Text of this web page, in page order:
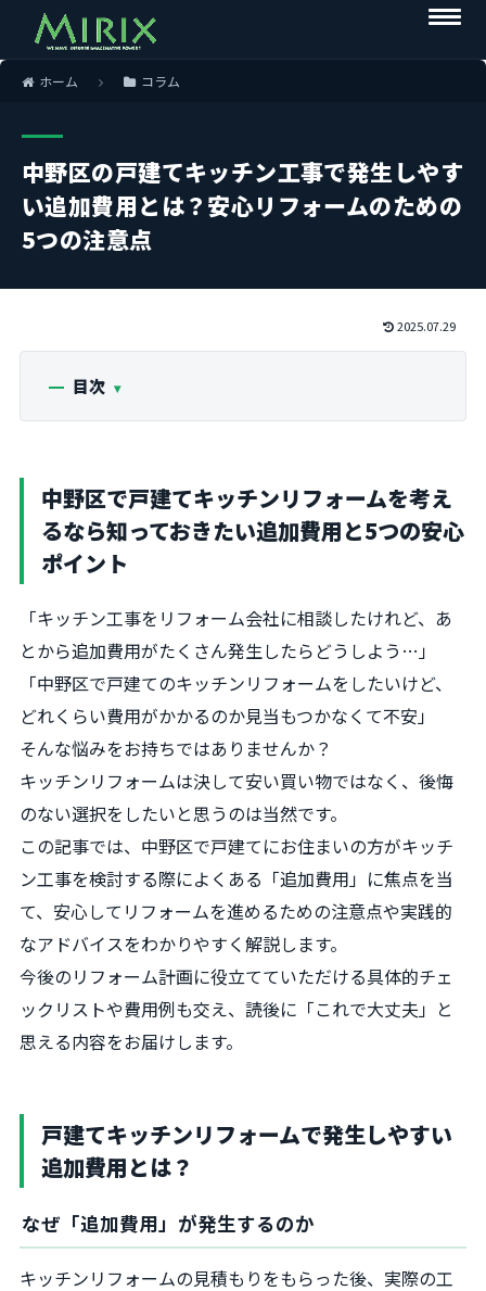
ホーム コラム
中野区の戸建てキッチン工事で発生しやす
い追加費用とは？安心リフォームのための
5つの注意点
2025.07.29
目次
中野区で戸建てキッチンリフォームを考え
るなら知っておきたい追加費用と5つの安心
ポイント
「キッチン工事をリフォーム会社に相談したけれど、あ
とから追加費用がたくさん発生したらどうしよう…」
「中野区で戸建てのキッチンリフォームをしたいけど、
どれくらい費用がかかるのか見当もつかなくて不安」
そんな悩みをお持ちではありませんか？
キッチンリフォームは決して安い買い物ではなく、後悔
のない選択をしたいと思うのは当然です。
この記事では、中野区で戸建てにお住まいの方がキッチ
ン工事を検討する際によくある「追加費用」に焦点を当
て、安心してリフォームを進めるための注意点や実践的
なアドバイスをわかりやすく解説します。
今後のリフォーム計画に役立てていただける具体的チェ
ックリストや費用例も交え、読後に「これで大丈夫」と
思える内容をお届けします。
戸建てキッチンリフォームで発生しやすい
追加費用とは？
なぜ「追加費用」が発生するのか
キッチンリフォームの見積もりをもらった後、実際の工